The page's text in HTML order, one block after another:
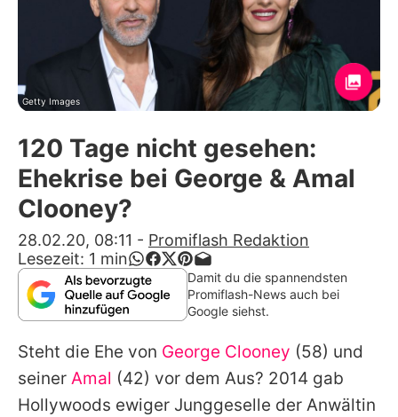
Lifestyle
Familie & Liebe
Promiflash Exklusiv
Alle Themen auf Promiflash
App runterladen
Team
Redaktionelle Richtlinien
Impressum
Datenschutzerklärung
Getty Images
120 Tage nicht gesehen:
Ehekrise bei George & Amal
Clooney?
28.02.20, 08:11 - Promiflash Redaktion
Lesezeit: 1 min
Damit du die spannendsten
Promiflash-News auch bei
Google siehst.
Steht die Ehe von George Clooney (58) und
seiner Amal (42) vor dem Aus? 2014 gab
Hollywoods ewiger Junggeselle der Anwältin